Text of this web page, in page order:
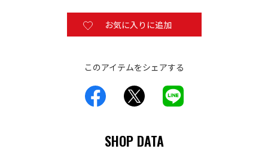
お気に入りに追加
このアイテムをシェアする
SHOP DATA